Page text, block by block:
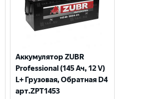
Аккумулятор ZUBR
Professional (145 Ач, 12 V)
L+ Грузовая, Обратная D4
арт.ZPT1453